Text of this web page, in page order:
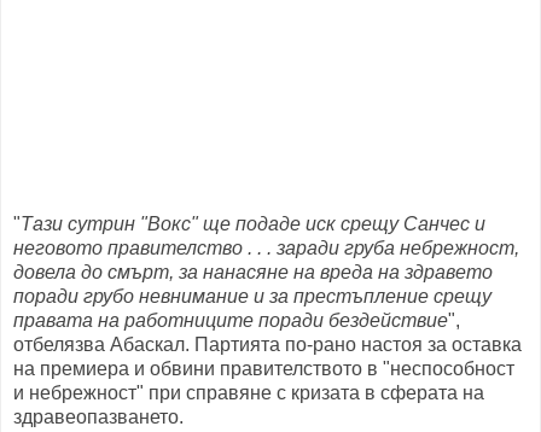
"Тази сутрин "Вокс" ще подаде иск срещу Санчес и
неговото правителство . . . заради груба небрежност,
довела до смърт, за нанасяне на вреда на здравето
поради грубо невнимание и за престъпление срещу
правата на работниците поради бездействие",
отбелязва Абаскал. Партията по-рано настоя за оставка
на премиера и обвини правителството в "неспособност
и небрежност" при справяне с кризата в сферата на
здравеопазването.